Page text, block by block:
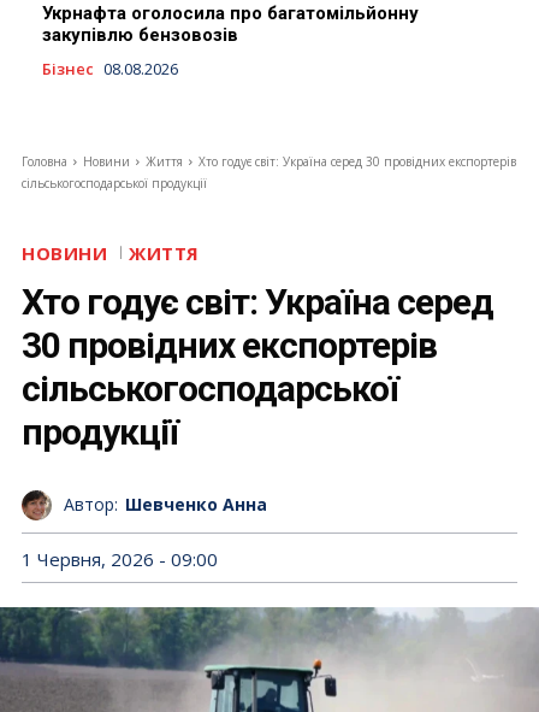
Укрнафта оголосила про багатомільйонну
закупівлю бензовозів
Бізнес 08.08.2026